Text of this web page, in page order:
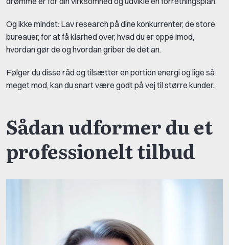
Og ikke mindst: Lav research på dine konkurrenter, de store
bureauer, for at få klarhed over, hvad du er oppe imod,
hvordan gør de og hvordan griber de det an.
Følger du disse råd og tilsætter en portion energi og lige så
meget mod, kan du snart være godt på vej til større kunder.
Sådan udformer du et
professionelt tilbud